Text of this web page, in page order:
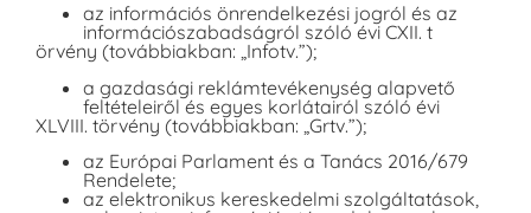
az információs önrendelkezési jogról és az
információszabadságról szóló évi CXII. t
örvény (továbbiakban: „Infotv.”);
a gazdasági reklámtevékenység alapvető
feltételeiről és egyes korlátairól szóló évi
XLVIII. törvény (továbbiakban: „Grtv.”);
az Európai Parlament és a Tanács 2016/679
Rendelete;
az elektronikus kereskedelmi szolgáltatások,